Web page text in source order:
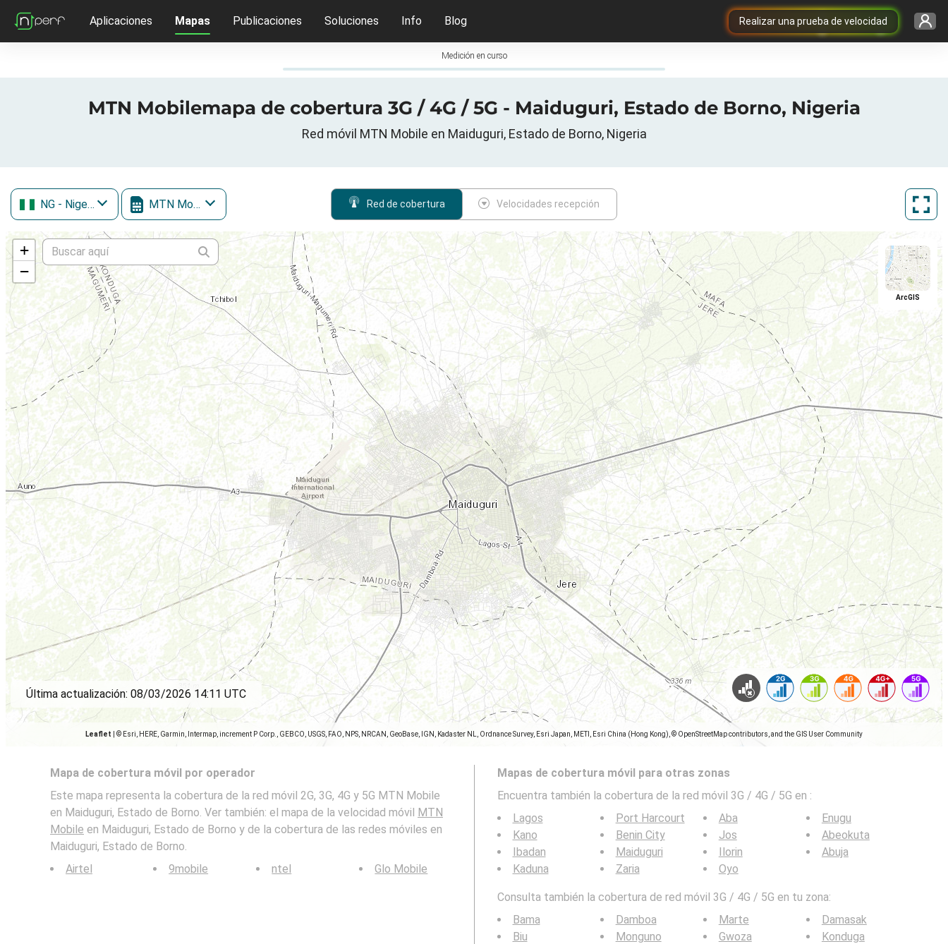
Realizar una prueba de velocidad
Aplicaciones Mapas Publicaciones Soluciones Info Blog
Medición en curso
MTN Mobilemapa de cobertura 3G / 4G / 5G - Maiduguri, Estado de Borno, Nigeria
Red móvil MTN Mobile en Maiduguri, Estado de Borno, Nigeria
NG - Nigeria MTN Mobile Red de cobertura Velocidades recepción
+
−
Leaflet © Esri, HERE, Garmin, Intermap, increment P Corp., GEBCO, USGS, FAO, NPS, NRCAN, GeoBase, IGN, Kadaster NL, Ordnance Survey, Esri Japan, METI, Esri China (Hong Kong), © OpenStreetMap contributors, and the GIS User Community
ArcGIS
Última actualización: 08/03/2026 14:11 UTC
Mapa de cobertura móvil por operador
Este mapa representa la cobertura de la red móvil 2G, 3G, 4G y 5G MTN Mobile
en Maiduguri, Estado de Borno. Ver también: el mapa de la velocidad móvil MTN
Mobile en Maiduguri, Estado de Borno y de la cobertura de las redes móviles en
Maiduguri, Estado de Borno.
Airtel
9mobile ntel Glo Mobile
Mapas de cobertura móvil para otras zonas
Encuentra también la cobertura de la red móvil 3G / 4G / 5G en :
Lagos
Kano
Ibadan
Kaduna
Port Harcourt
Benin City
Maiduguri
Zaria
Aba
Jos
Ilorin
Oyo
Enugu
Abeokuta
Abuja
Consulta también la cobertura de red móvil 3G / 4G / 5G en tu zona:
Bama
Biu
Damboa
Monguno
Marte
Gwoza
Damasak
Konduga